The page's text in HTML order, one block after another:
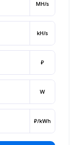
MH/s
kH/s
₽
W
₽/kWh